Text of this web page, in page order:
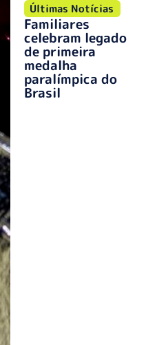
Últimas Notícias
Familiares
celebram legado
de primeira
medalha
paralímpica do
Brasil